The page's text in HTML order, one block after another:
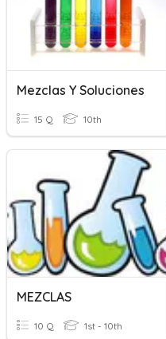
Mezclas Y Soluciones
15 Q 10th
MEZCLAS
10 Q 1st - 10th